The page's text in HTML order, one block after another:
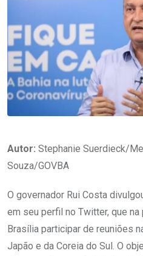
Autor: Stephanie Suerdieck/
Souza/GOVBA
O governador Rui Costa
em seu perfil no Twitter, que
Brasília participar de reuniões
Japão e da Coreia do Sul. O